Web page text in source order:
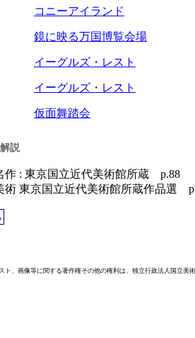
コニーアイランド
鏡に映る万国博覧会場
イーグルズ・レスト
イーグルズ・レスト
仮面舞踏会
説
作 : 東京国立近代美術館所蔵 p.88
術 東京国立近代美術館所蔵作品選
ト、画像等に関する著作権その他の権利は、独立行政法人国立